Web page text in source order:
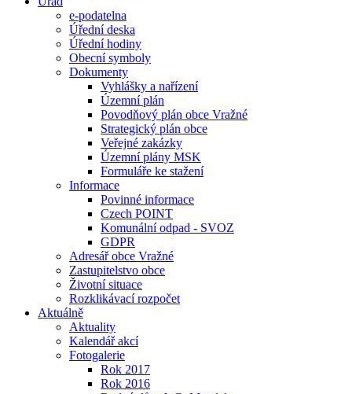
e-podatelna
Úřední deska
Úřední hodiny
Obecní symboly
Dokumenty
Vyhlášky a nařízení
Územní plán
Povodňový plán obce Vražné
Strategický plán obce
Veřejné zakázky
Územní plány MSK
Formuláře ke stažení
Informace
Povinné informace
Czech POINT
Komunální odpad - SVOZ
GDPR
Adresář obce Vražné
Zastupitelstvo obce
Životní situace
Rozklikávací rozpočet
Aktuálně
Aktuality
Kalendář akcí
Fotogalerie
Rok 2017
Rok 2016